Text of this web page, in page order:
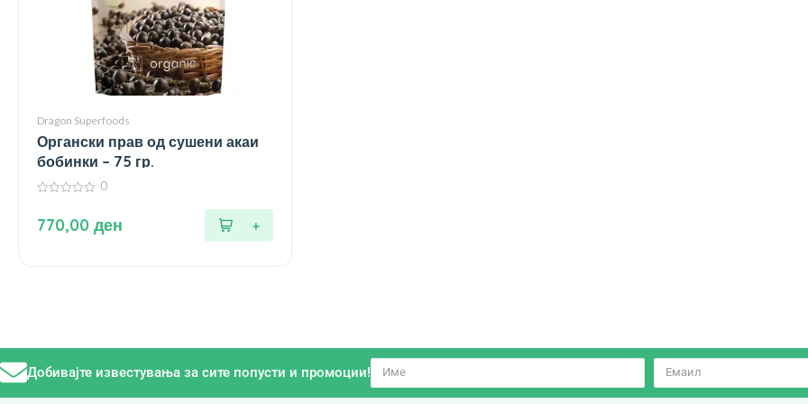
Dragon Superfoods
Органски прав од сушени акаи
бобинки – 75 гр.
5
0
770,00 ден
Добивајте известувања за сите попусти и промоции!